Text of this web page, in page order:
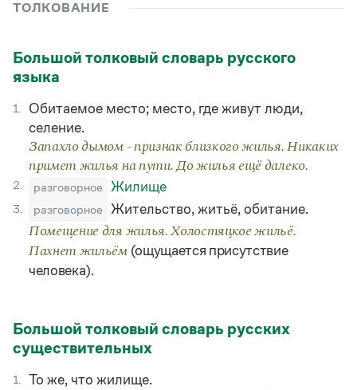
Словари русского языка как государственного
Справочники
Правила русской орфографии и пунктуации
Русский язык. Краткий теоретический курс
для школьников
Справочник по пунктуации
Словарь-справочник трудностей
Справочник по фразеологии
Словарь-справочник непростые слова
Все справочники портала
Новости и события
Монологи
Управление в русском языке
Правила русской орфографии и пунктуации
ТОЛКОВАНИЕ
Большой толковый словарь русских
существительных
1. То же, что жилище.
Большой толковый словарь русского
языка
1.
Обитаемое место; место, где живут люди,
селение.
Запахло дымом - признак близкого жилья. Никаких
примет жилья на пути. До жилья ещё далеко.
2. разговорное Жилище
3. разговорное Жительство, житьё, обитание.
Помещение для жилья. Холостяцкое жильё.
Пахнет жильём (ощущается присутствие
человека).